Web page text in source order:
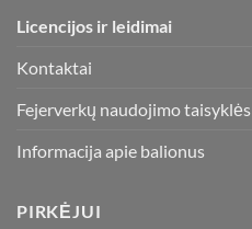
Licencijos ir leidimai
Kontaktai
Fejerverkų naudojimo taisyklės
Informacija apie balionus
PIRKĖJUI